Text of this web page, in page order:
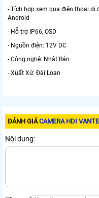
- Tích hợp xem qua điện thoại di
Android
- Hỗ trợ IP66, OSD
- Nguồn điện: 12V DC
- Công nghệ: Nhật Bản
- Xuất Xứ: Đài Loan
ĐÁNH GIÁCAMERA HDI
Nội dung: